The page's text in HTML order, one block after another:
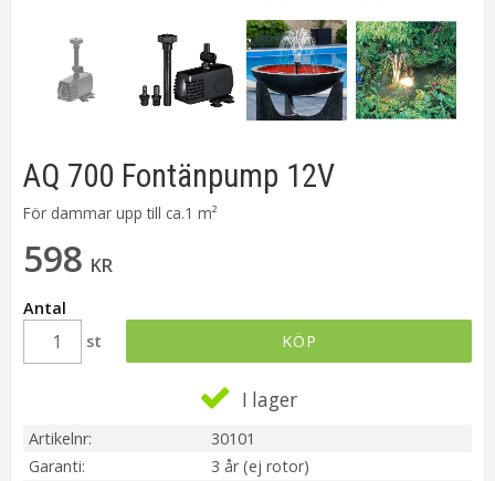
AQ 700 Fontänpump 12V
För dammar upp till ca.1 m²
598 KR
Antal
st
KÖP
I lager
Artikelnr
30101
Garanti
3 år (ej rotor)